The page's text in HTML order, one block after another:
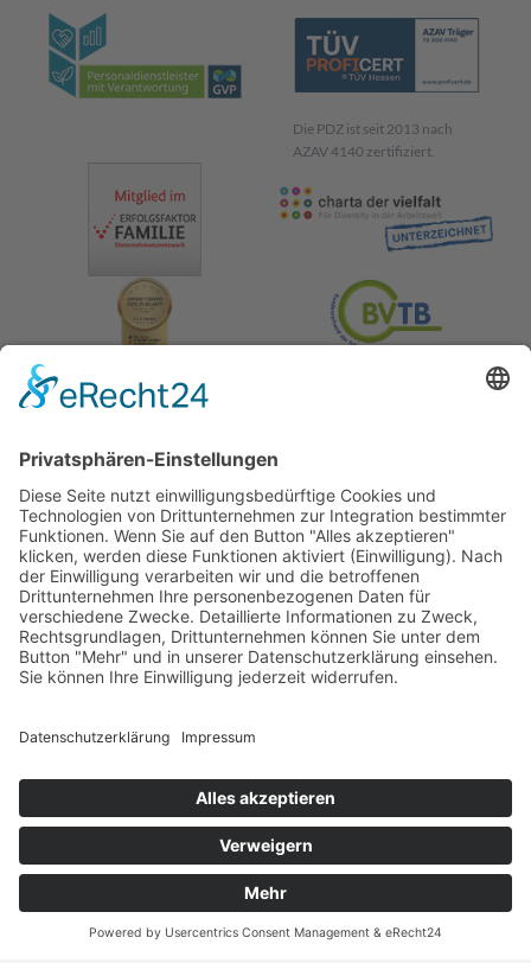
Die PDZ ist seit 2013 nach
AZAV 4140 zertifiziert.
Landgraf-Philipps-Anlage 66
info@pdz.de
Webwww.pdz.de